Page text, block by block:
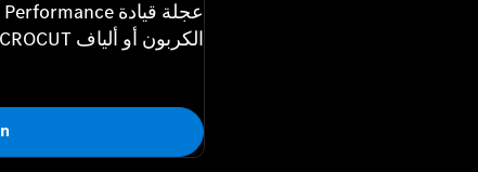
الكربون أو ألياف MICROCUT الدقيقة.